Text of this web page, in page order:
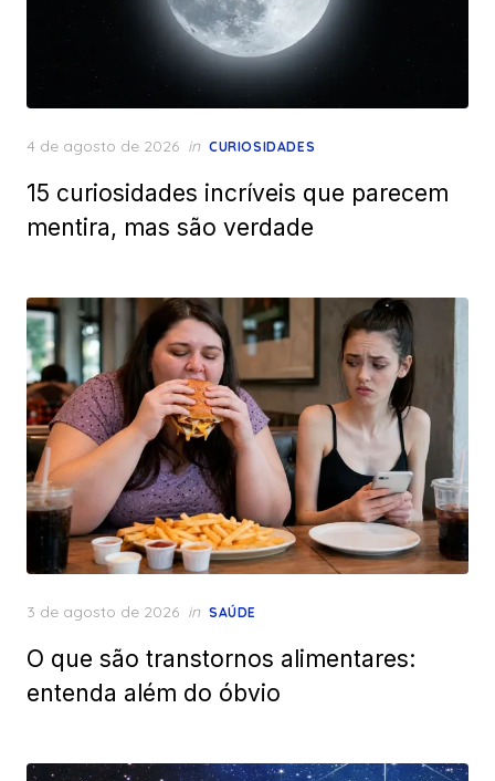
Posted
4 de agosto de 2026 in CURIOSIDADES
15 curiosidades incríveis que parecem
mentira, mas são verdade
Posted
3 de agosto de 2026 in SAÚDE
O que são transtornos alimentares:
entenda além do óbvio